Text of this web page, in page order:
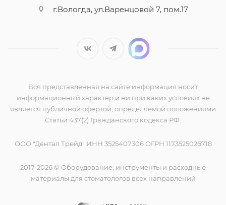
г.Вологда, ул.Варенцовой 7, пом.17
Вся представленная на сайте информация носит
информационный характер и ни при каких условиях не
является публичной офертой, определяемой положениями
Статьи 437(2) Гражданского кодекса РФ.
ООО "Дентал Трейд" ИНН 3525407306 ОГРН 1173525026718
2017-2026 © Оборудование, инструменты и расходные
материалы для стоматологов всех направлений